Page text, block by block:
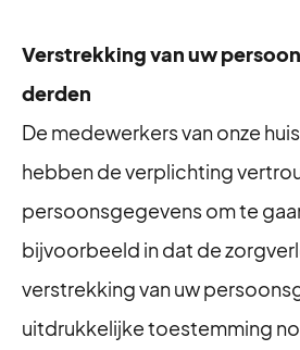
Verstrekking van uw
derden
De medewerkers van onze
hebben de verplichting
persoonsgegevens om te
bijvoorbeeld in dat de
verstrekking van uw
uitdrukkelijke toestemming